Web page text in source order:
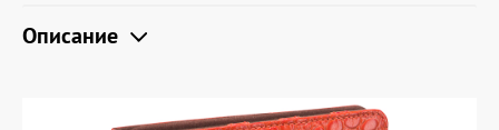
Политика обработки персональных
Описание